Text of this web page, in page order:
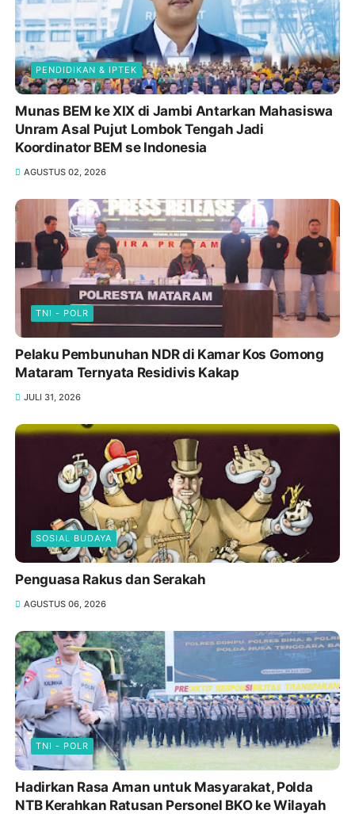
PENDIDIKAN & IPTEK
Munas BEM ke XIX di Jambi Antarkan Mahasiswa
Unram Asal Pujut Lombok Tengah Jadi
Koordinator BEM se Indonesia
AGUSTUS 02, 2026
TNI - POLR
Pelaku Pembunuhan NDR di Kamar Kos Gomong
Mataram Ternyata Residivis Kakap
JULI 31, 2026
SOSIAL BUDAYA
Penguasa Rakus dan Serakah
AGUSTUS 06, 2026
TNI - POLR
Hadirkan Rasa Aman untuk Masyarakat, Polda
NTB Kerahkan Ratusan Personel BKO ke Wilayah